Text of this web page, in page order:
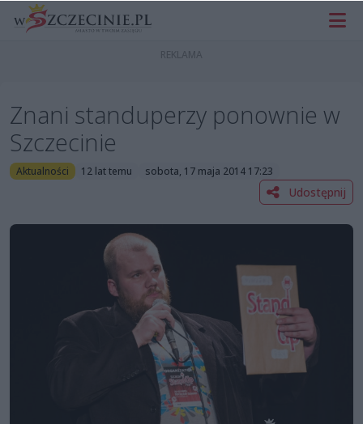
Znani standuperzy ponownie w
Szczecinie
Aktualności 12 lat temu sobota, 17 maja 2014 17:23
Udostępnij